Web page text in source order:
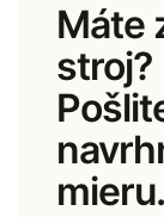
Máte
stroj?
mieru.